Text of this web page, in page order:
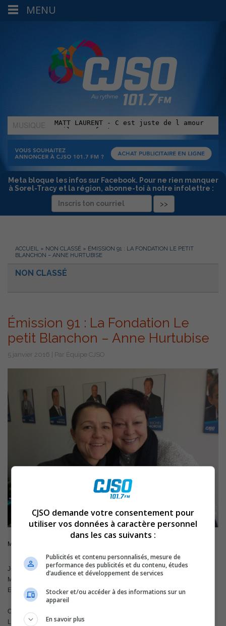
MUSIQUE
:
Meta bloque les infos sur Facebook. Pour ne rien manquer
à Sorel-Tracy et la région, abonne-toi à notre infolettre :
ACCUEIL » NON CLASSÉ » ÉMISSION 91 : LA FONDATION LE PETIT
BLANCHON – ANNE HURTUBISE
NON CLASSÉ
Émission 91 : La Fondation Le
petit Blanchon – Anne Hurtubise
5 janvier 2016 | Par Équipe CJSO
Merci à ceux qui à chaque instant m’apprivoise
Je suis un enfant abusé.
Mon cœur pleure
Est-ce qu’un jour je serai sauvé
Oui, je dérange, je suis vivant.
L’as-tu oublié?
MENU
CJSO demande votre consentement pour
utiliser vos données à caractère personnel
dans les cas suivants :
Publicités et contenu personnalisés, mesure de
performance des publicités et du contenu, études
d’audience et développement de services
Stocker et/ou accéder à des informations sur un
appareil
En savoir plus